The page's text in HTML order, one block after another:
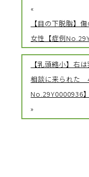
«
【目の下脱脂】
女性【症例
【乳頭縮小】右
相談に来られた
No.29Y0000936】
»